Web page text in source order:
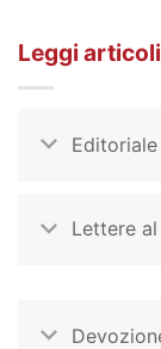
Leggi articoli
Editoriale
Lettere